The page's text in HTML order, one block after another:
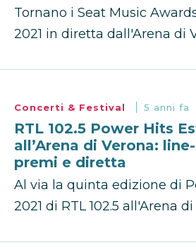
Tornano i Seat Music
2021 in diretta dall'Arena di
Concerti & Festival 5 anni fa
RTL 102.5 Power Hits
all’Arena di Verona:
premi e diretta
Al via la quinta edizione di
2021 di RTL 102.5 all'Arena